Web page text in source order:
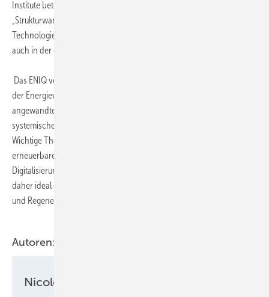
Institute beteiligt sind. IWES-Chef Andreas Reuter spricht von einem
„Strukturwandel im Fraunhofer“. Vernetzung der verschiedenen
Technologien ist dort das Thema –genau wie die Sektorkopplung ja
auch in der gesamten Energiewirtschaft fokussiert wird.
Das ENIQ verfügt über eine Infrastruktur, die alle zentralen Akteure
der Energiewende zusammenführt. Der Schwerpunkt liegt auf der
angewandten Energieforschung und den technologischen und
systemischen Lösungen, die Fraunhofer in diesem Rahmen anbietet.
Wichtige Themen sind Energiesystemfragen, Energieinfrastrukturen,
erneuerbare Energien, Energiespeicher, Energieeffizienz oder die
Digitalisierung des Energiesystems. Der Standort am Euref ist von
daher ideal gewählt, als dass dort zahlreiche Energieunternehmen
und Regenerativverbände ansässig sind.
Autoren:
Nicole Weinhold